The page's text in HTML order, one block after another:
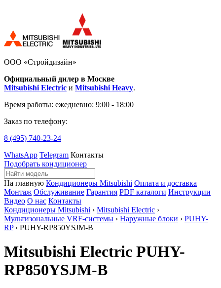
ООО «Стройдизайн»
Официальный дилер в Москве
Mitsubishi Electric и Mitsubishi Heavy.
Время работы: ежедневно: 9:00 - 18:00
Заказ по телефону:
8 (495) 740-23-24
WhatsApp Telegram Контакты
Подобрать кондиционер
На главную Кондиционеры Mitsubishi Оплата и доставка
Монтаж Обслуживание Гарантия PDF каталоги Инструкции
Видео О нас Контакты
Кондиционеры Mitsubishi › Mitsubishi Electric ›
Мультизональные VRF-системы › Наружные блоки › PUHY-
RP› PUHY-RP850YSJM-B
Mitsubishi Electric PUHY-
RP850YSJM-B